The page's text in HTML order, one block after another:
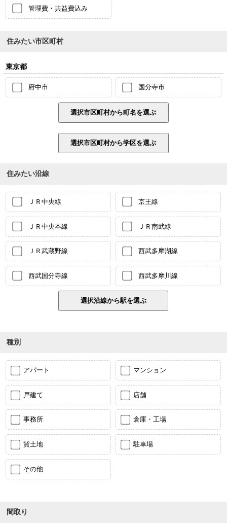
管理費・共益費込み
住みたい市区町村
東京都
府中市 国分寺市
住みたい沿線
ＪＲ中央線 京王線
ＪＲ中央本線 ＪＲ南武線
ＪＲ武蔵野線 西武多摩湖線
西武国分寺線 西武多摩川線
種別
アパート マンション
戸建て 店舗
事務所 倉庫・工場
貸土地 駐車場
その他
間取り